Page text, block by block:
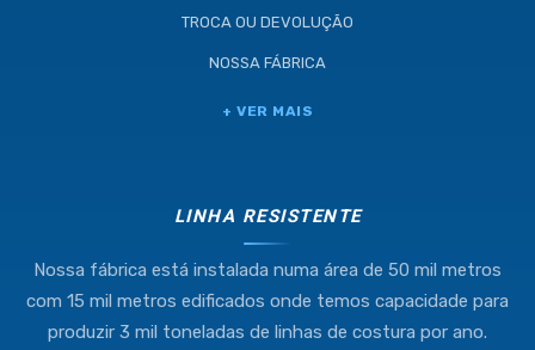
Industria e Comercio de Linhas
(11) 4634-8500
TROCA OU DEVOLUÇÃO
NOSSA FÁBRICA
+ VER MAIS
LINHA RESISTENTE
Nossa fábrica está instalada numa área de 50 mil metros
com 15 mil metros edificados onde temos capacidade para
produzir 3 mil toneladas de linhas de costura por ano.